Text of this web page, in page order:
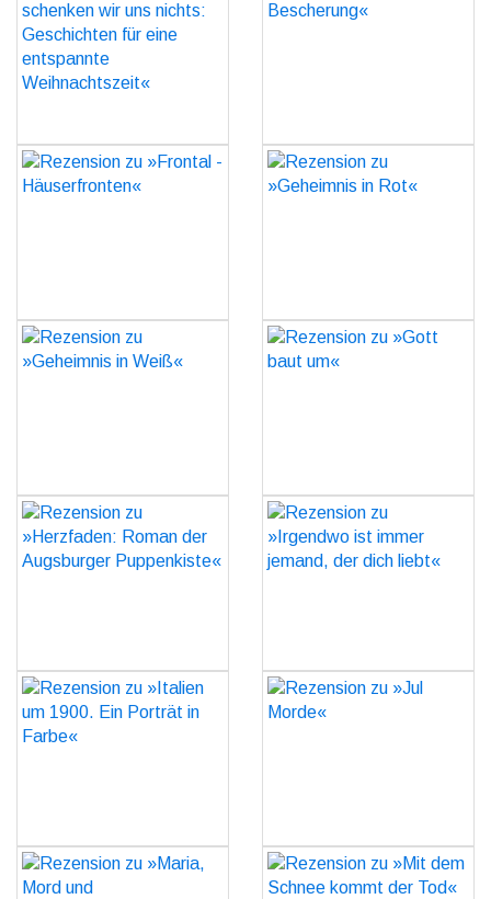
schenken wir uns nichts:
Geschichten für eine
entspannte
Weihnachtszeit«
Bescherung«
Rezension zu »Frontal -
Häuserfronten«
Rezension zu »Geheimnis
in Rot«
Rezension zu »Geheimnis
in Weiß«
Rezension zu »Gott baut
Rezension zu
»Herzfaden: Roman der
Augsburger Puppenkiste«
Rezension zu »Irgendwo
ist immer jemand, der dich
liebt«
Rezension zu »Italien um
1900. Ein Porträt in
Rezension zu »Jul Morde«
Rezension zu »Maria,
Mord und
Rezension zu »Mit dem
Schnee kommt der Tod«